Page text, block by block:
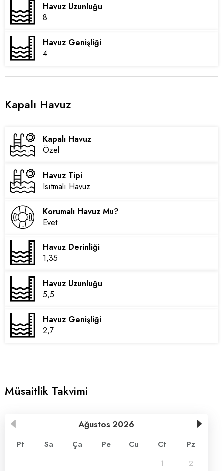
Havuz Uzunluğu
8
Havuz Genişliği
4
Kapalı Havuz
Kapalı Havuz
Özel
Havuz Tipi
Isıtmalı Havuz
Korumalı Havuz Mu?
Evet
Havuz Derinliği
1,35
Havuz Uzunluğu
5,5
Havuz Genişliği
2,7
Müsaitlik Takvimi
Ağustos 2026
Pt Sa Ça Pe Cu Ct
Pz
1
2